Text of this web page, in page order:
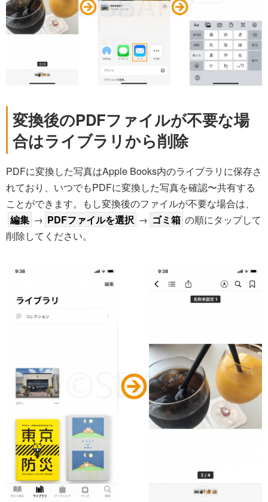
変換後のPDFファイルが不要な場
合はライブラリから削除
PDFに変換した写真はApple Books内のライブラリに保存さ
れており、いつでもPDFに変換した写真を確認〜共有する
ことができます。もし変換後のファイルが不要な場合は、
編集 → PDFファイルを選択 → ゴミ箱 の順にタップして
削除してください。